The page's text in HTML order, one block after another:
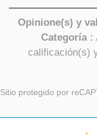
Opinione(s) y
Categoría :
calificación(s)
Sitio protegido por